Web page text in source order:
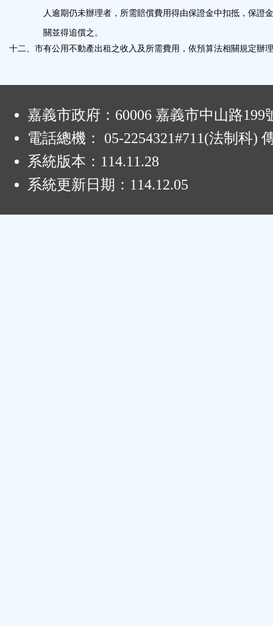
人逾期仍未辦理者，所需賠償費用得由保證金中扣抵，保證
關並得追償之。
十二、市有公用不動產出租之收入及所需費用，依預算法相關規定辦
嘉義市政府：60006 嘉義市中山路199
電話總機： 05-2254321#711(法制科)
系統版本： 114.11.28
系統更新日期： 114.12.05